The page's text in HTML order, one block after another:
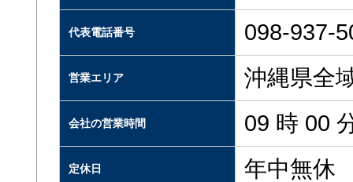
代表電話番号 098-937-
営業エリア 沖縄県全
会社の営業時間 09 時 00
定休日 年中無休